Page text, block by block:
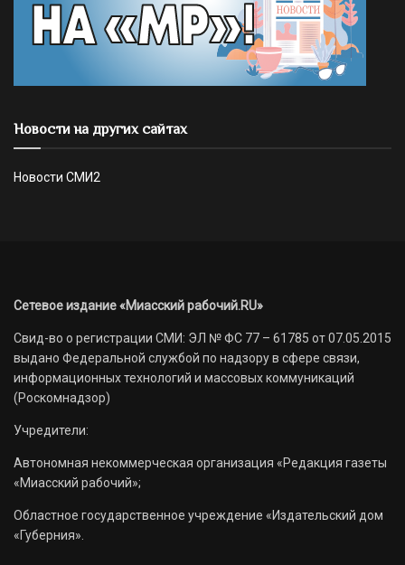
Новости на других сайтах
Новости СМИ2
Сетевое издание «Миасский рабочий.RU»
Свид-во о регистрации СМИ: ЭЛ № ФС 77 – 61785 от 07.05.2015
выдано Федеральной службой по надзору в сфере связи,
информационных технологий и массовых коммуникаций
(Роскомнадзор)
Учредители:
Автономная некоммерческая организация «Редакция газеты
«Миасский рабочий»;
Областное государственное учреждение «Издательский дом
«Губерния».